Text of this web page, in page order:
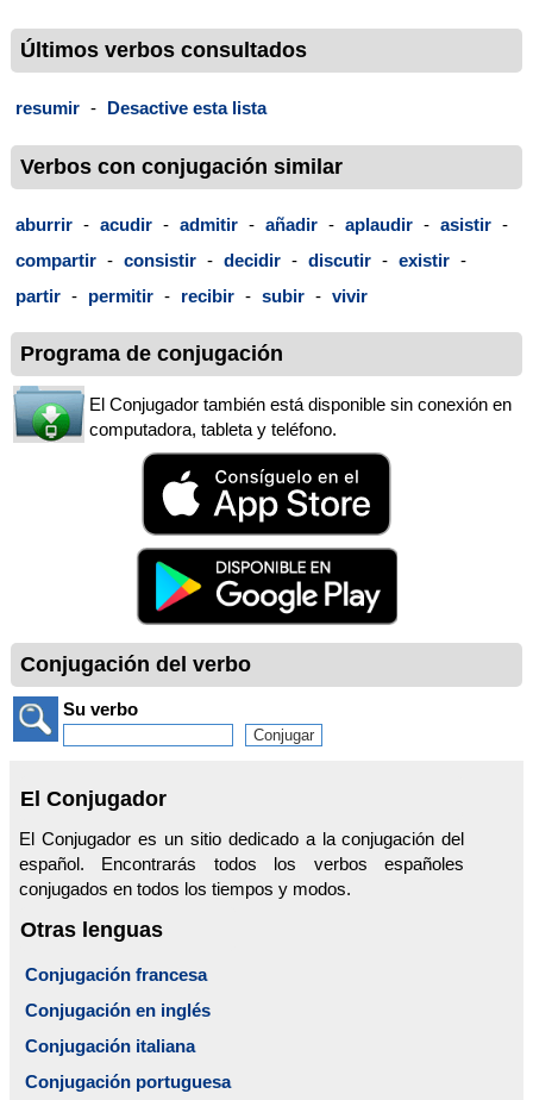
Últimos verbos consultados
resumir - Desactive esta lista
Verbos con conjugación similar
aburrir - acudir - admitir - añadir - aplaudir - asistir -
compartir - consistir - decidir - discutir - existir -
partir - permitir - recibir - subir - vivir
Programa de conjugación
El Conjugador también está disponible sin conexión en
computadora, tableta y teléfono.
Conjugación del verbo
Su verbo
El Conjugador
El Conjugador es un sitio dedicado a la conjugación del
español. Encontrarás todos los verbos españoles
conjugados en todos los tiempos y modos.
Otras lenguas
Conjugación francesa
Conjugación en inglés
Conjugación italiana
Conjugación portuguesa